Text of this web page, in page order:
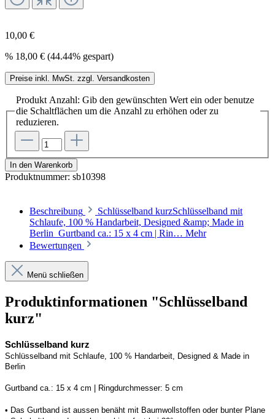
10,00 €
% 18,00 € (44.44% gespart)
Preise inkl. MwSt. zzgl. Versandkosten
Produkt Anzahl: Gib den gewünschten Wert ein oder benutze
die Schaltflächen um die Anzahl zu erhöhen oder zu
reduzieren.
In den Warenkorb
Produktnummer: sb10398
Beschreibung
Schlüsselband kurzSchlüsselband mit
Schlaufe, 100 % Handarbeit, Designed &amp; Made in
Berlin Gurtband ca.: 15 x 4 cm | Rin… Mehr
Bewertungen
Menü schließen
Produktinformationen "Schlüsselband
kurz"
Schlüsselband kurz
Schlüsselband mit Schlaufe, 100 % Handarbeit, Designed & Made in
Berlin
Gurtband ca.: 15 x 4 cm | Ringdurchmesser: 5 cm
• Das Gurtband ist aussen benäht mit Baumwollstoffen oder bunter Plane